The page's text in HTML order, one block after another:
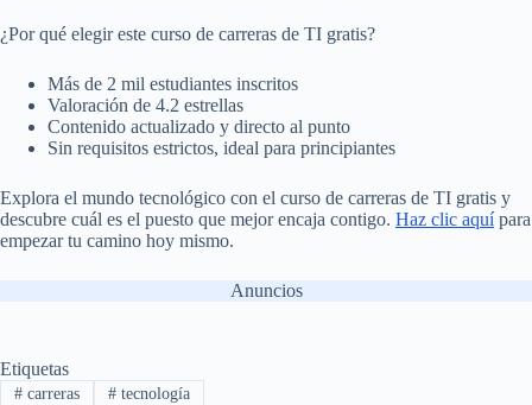
¿Por qué elegir este curso de carreras de TI gratis?
Más de 2 mil estudiantes inscritos
Valoración de 4.2 estrellas
Contenido actualizado y directo al punto
Sin requisitos estrictos, ideal para principiantes
Explora el mundo tecnológico con el curso de carreras de TI gratis y
descubre cuál es el puesto que mejor encaja contigo. Haz clic aquípara
empezar tu camino hoy mismo.
Anuncios
Etiquetas
#carreras #tecnología